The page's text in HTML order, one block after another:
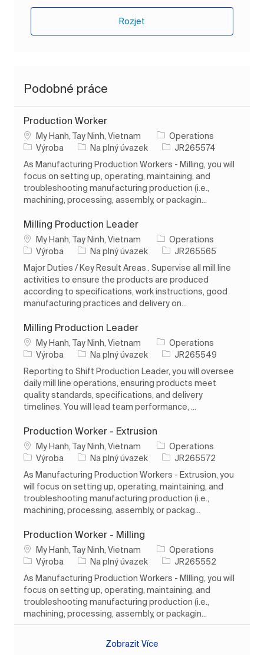
Rozjet
Podobné práce
Production Worker
Umístění
My Hanh, Tay Ninh, Vietnam
Operations
Kategorie
Výroba Typ úlohy
Na plný úvazek ID úlohy
JR265574
As Manufacturing Production Workers - Milling, you will
focus on setting up, operating, maintaining, and
troubleshooting manufacturing production (i.e.,
machining, processing, assembly, or packagin...
Milling Production Leader
Umístění
My Hanh, Tay Ninh, Vietnam
Operations
Kategorie
Výroba Typ úlohy
Na plný úvazek ID úlohy
JR265565
Major Duties / Key Result Areas . Supervise all mill line
activities to ensure the products are produced
according to specifications, work instructions, good
manufacturing practices and delivery on...
Milling Production Leader
Umístění
My Hanh, Tay Ninh, Vietnam
Operations
Kategorie
Výroba Typ úlohy
Na plný úvazek ID úlohy
JR265549
Reporting to Shift Production Leader, you will oversee
daily mill line operations, ensuring products meet
quality standards, specifications, and delivery
timelines. You will lead team performance, ...
Production Worker - Extrusion
Umístění
My Hanh, Tay Ninh, Vietnam
Operations
Kategorie
Výroba Typ úlohy
Na plný úvazek ID úlohy
JR265572
As Manufacturing Production Workers - Extrusion, you
will focus on setting up, operating, maintaining, and
troubleshooting manufacturing production (i.e.,
machining, processing, assembly, or packag...
Production Worker - Milling
Umístění
My Hanh, Tay Ninh, Vietnam
Operations
Kategorie
Výroba Typ úlohy
Na plný úvazek ID úlohy
JR265552
As Manufacturing Production Workers - MIlling, you will
focus on setting up, operating, maintaining, and
troubleshooting manufacturing production (i.e.,
machining, processing, assembly, or packagin...
Zobrazit Více